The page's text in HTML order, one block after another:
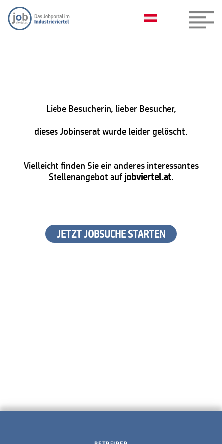
Liebe Besucherin, lieber Besucher,
dieses Jobinserat wurde leider gelöscht.
Vielleicht finden Sie ein anderes interessantes
Stellenangebot aufjobviertel.at.
JETZT JOBSUCHE STARTEN